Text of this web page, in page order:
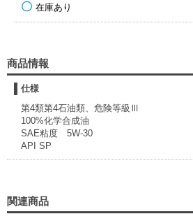
在庫あり
商品情報
仕様
第4類第4石油類、危険等級Ⅲ
100%化学合成油
SAE粘度 5W-30
API SP
関連商品